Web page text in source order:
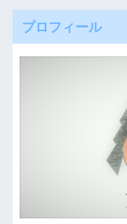
プロフィール